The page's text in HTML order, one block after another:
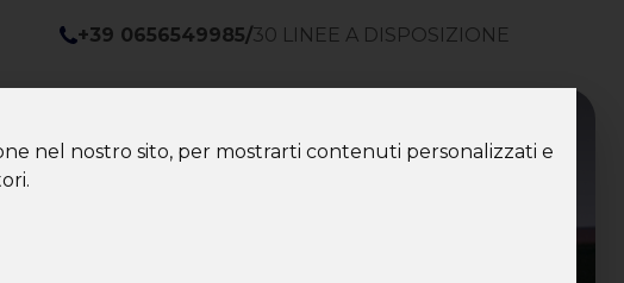
nel nostro sito, per mostrarti contenuti personalizzati e
+39 0656549985/30 LINEE A DISPOSIZIONE